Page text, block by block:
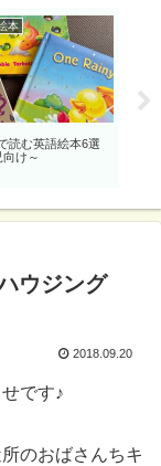
本
読む英語絵本6選
向け～
ウジング
2018.09.20
です♪
のおばさんちキ